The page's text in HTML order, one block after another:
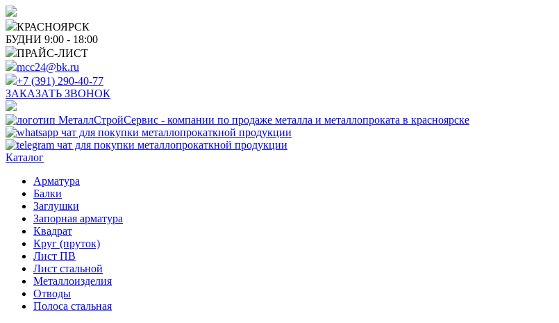
КРАСНОЯРСК
БУДНИ 9:00 - 18:00
ПРАЙС-ЛИСТ
mcc24@bk.ru
+7 (391) 290-40-77
ЗАКАЗАТЬ ЗВОНОК
Каталог
Арматура
Балки
Заглушки
Запорная арматура
Квадрат
Круг (пруток)
Лист ПВ
Лист стальной
Металлоизделия
Отводы
Полоса стальная